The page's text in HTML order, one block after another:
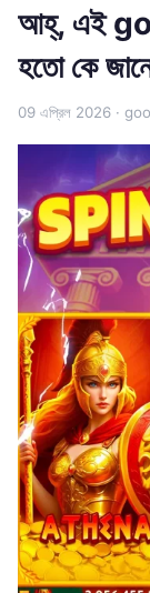
আহ্, এই
হতো কে
09 এপ্রিল 2026 ·